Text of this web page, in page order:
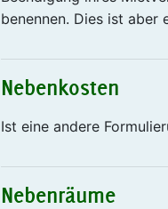
benennen. Dies ist aber
Nebenkosten
Ist eine andere
Nebenräume